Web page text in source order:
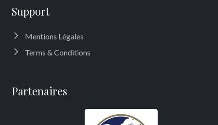
Support
Mentions Légales
Terms & Conditions
Partenaires